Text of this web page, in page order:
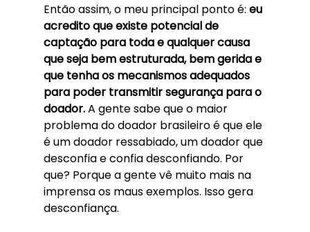
Então assim, o meu principal ponto é: eu
acredito que existe potencial de
captação para toda e qualquer causa
que seja bem estruturada, bem gerida e
que tenha os mecanismos adequados
para poder transmitir segurança para o
doador. A gente sabe que o maior
problema do doador brasileiro é que ele
é um doador ressabiado, um doador que
desconfia e confia desconfiando. Por
que? Porque a gente vê muito mais na
imprensa os maus exemplos. Isso gera
desconfiança.